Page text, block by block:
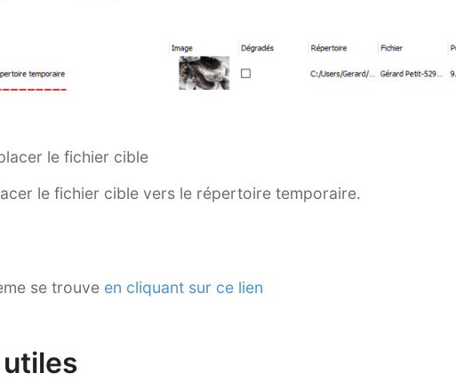
le fichier cible
le fichier cible vers le répertoire temporaire.
se trouve en cliquant sur ce lien